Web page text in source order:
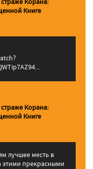
Книге
Корана:
Книге
лучшее месть в
этими прекрасными